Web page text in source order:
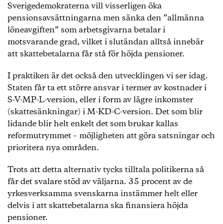
Sverigedemokraterna vill visserligen öka
pensionsavsättningarna men sänka den ”allmänna
löneavgiften” som arbetsgivarna betalar i
motsvarande grad, vilket i slutändan alltså innebär
att skattebetalarna får stå för höjda pensioner.
I praktiken är det också den utvecklingen vi ser idag.
Staten får ta ett större ansvar i termer av kostnader i
S-V-MP-L-version, eller i form av lägre inkomster
(skattesänkningar) i M-KD-C-version. Det som blir
lidande blir helt enkelt det som brukar kallas
reformutrymmet – möjligheten att göra satsningar och
prioritera nya områden.
Trots att detta alternativ tycks tilltala politikerna så
får det svalare stöd av väljarna. 35 procent av de
yrkesverksamma svenskarna instämmer helt eller
delvis i att skattebetalarna ska finansiera höjda
pensioner.